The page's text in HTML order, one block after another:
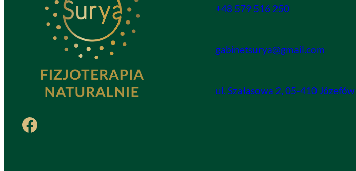
Facebook
+48 579 516 250
gabinetsurya@gmail.com
ul. Szałasowa 2, 05-410 Józefów